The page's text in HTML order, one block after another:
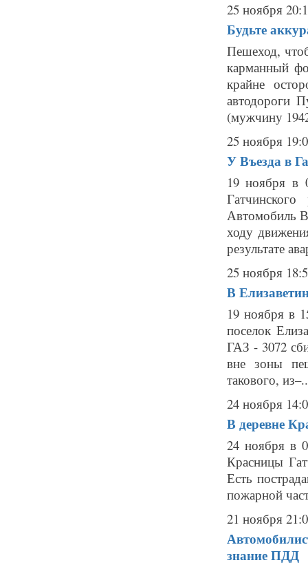
25 ноября
Будьте
Пешеход,
карманный
крайне
автодороги
(мужчину
25 ноября
У Въезда в
19 ноября в
Автомобиль
ходу
результате
25 ноября
В
19 ноября в
поселок
ГАЗ - 3072
вне зоны
такового,
24 ноября
В деревне
24 ноября в
Красницы
Есть
пожарной
21 ноября
знание ПДД